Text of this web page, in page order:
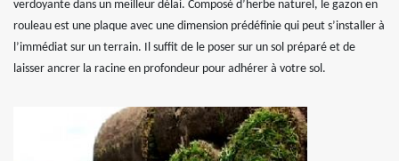
verdoyante dans un meilleur délai. Composé d’herbe naturel, le gazon en
rouleau est une plaque avec une dimension prédéfinie qui peut s’installer à
l’immédiat sur un terrain. Il suffit de le poser sur un sol préparé et de
laisser ancrer la racine en profondeur pour adhérer à votre sol.